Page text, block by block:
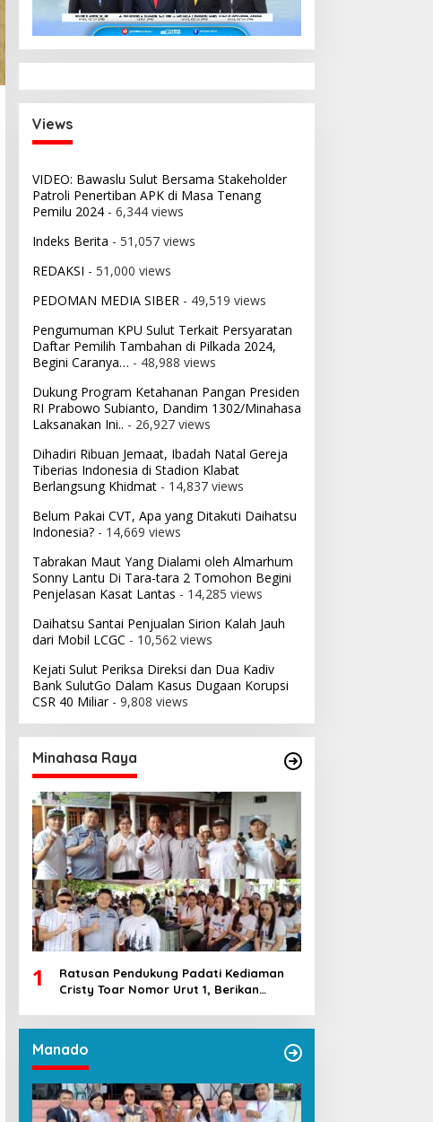
Views
VIDEO: Bawaslu Sulut Bersama Stakeholder
Patroli Penertiban APK di Masa Tenang
Pemilu 2024- 6,344 views
Indeks Berita - 51,057 views
REDAKSI - 51,000 views
PEDOMAN MEDIA SIBER- 49,519 views
Pengumuman KPU Sulut Terkait Persyaratan
Daftar Pemilih Tambahan di Pilkada 2024,
Begini Caranya… - 48,988 views
Dukung Program Ketahanan Pangan Presiden
RI Prabowo Subianto, Dandim 1302/Minahasa
Laksanakan Ini.. - 26,927 views
Dihadiri Ribuan Jemaat, Ibadah Natal Gereja
Tiberias Indonesia di Stadion Klabat
Berlangsung Khidmat- 14,837 views
Belum Pakai CVT, Apa yang Ditakuti Daihatsu
Indonesia?- 14,669 views
Tabrakan Maut Yang Dialami oleh Almarhum
Sonny Lantu Di Tara-tara 2 Tomohon Begini
Penjelasan Kasat Lantas - 14,285 views
Daihatsu Santai Penjualan Sirion Kalah Jauh
dari Mobil LCGC - 10,562 views
Kejati Sulut Periksa Direksi dan Dua Kadiv
Bank SulutGo Dalam Kasus Dugaan Korupsi
CSR 40 Miliar- 9,808 views
Minahasa Raya
1
Ratusan Pendukung Padati Kediaman
Cristy Toar Nomor Urut 1, Berikan
Manado